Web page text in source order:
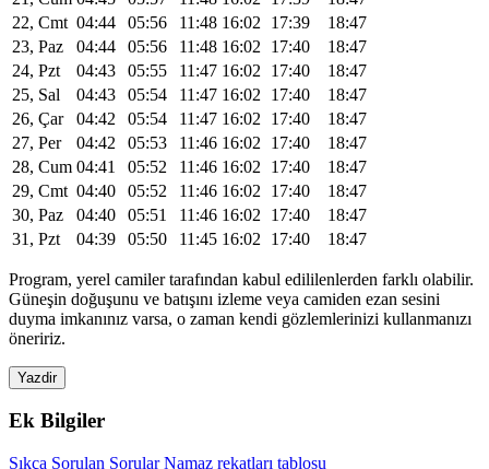
22, Cmt 04:44 05:56 11:48 16:02 17:39
18:47
23, Paz
04:44 05:56 11:48 16:02 17:40
18:47
24, Pzt
04:43 05:55 11:47 16:02 17:40
18:47
25, Sal
04:43 05:54 11:47 16:02 17:40
18:47
26, Çar
04:42 05:54 11:47 16:02 17:40
18:47
27, Per
04:42 05:53 11:46 16:02 17:40
18:47
28, Cum 04:41 05:52 11:46 16:02 17:40
18:47
29, Cmt 04:40 05:52 11:46 16:02 17:40
18:47
30, Paz
04:40 05:51 11:46 16:02 17:40
18:47
31, Pzt
04:39 05:50 11:45 16:02 17:40 18:47
Program, yerel camiler tarafından kabul edililenlerden farklı olabilir.
Güneşin doğuşunu ve batışını izleme veya camiden ezan sesini
duyma imkanınız varsa, o zaman kendi gözlemlerinizi kullanmanızı
öneririz.
Yazdir
Ek Bilgiler
Sıkça Sorulan Sorular Namaz rekatları tablosu